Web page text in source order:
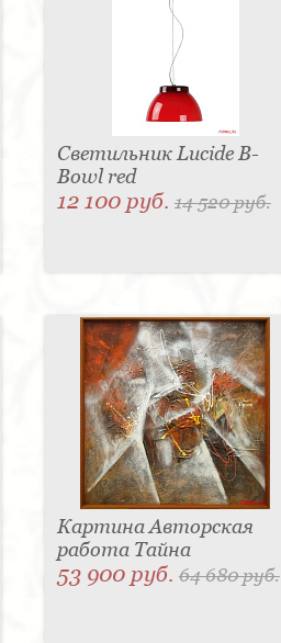
Светильник Lucide B-
Bowl red
12 100 руб. 14 520 руб.
Картина Авторская
работа Тайна
53 900 руб. 64 680 руб.